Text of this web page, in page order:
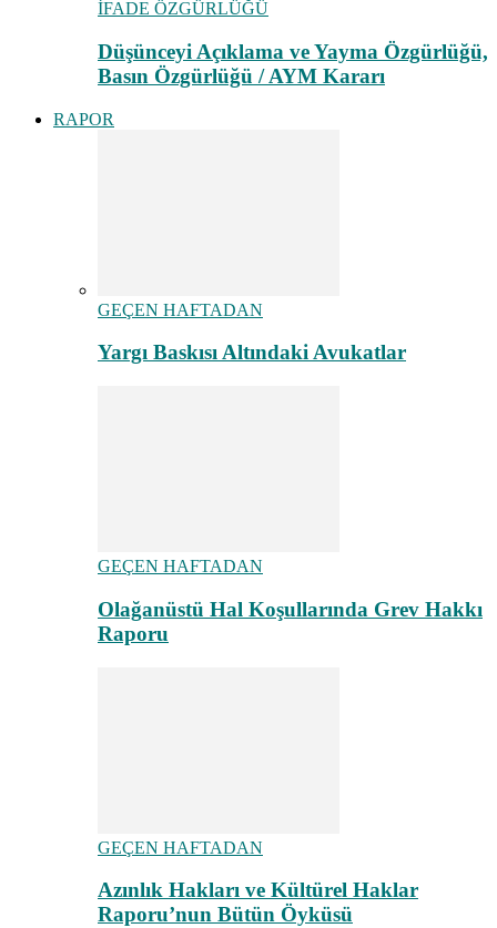
İFADE ÖZGÜRLÜĞÜ
Düşünceyi Açıklama ve Yayma Özgürlüğü,
Basın Özgürlüğü / AYM Kararı
RAPOR
GEÇEN HAFTADAN
Yargı Baskısı Altındaki Avukatlar
GEÇEN HAFTADAN
Olağanüstü Hal Koşullarında Grev Hakkı
Raporu
GEÇEN HAFTADAN
Azınlık Hakları ve Kültürel Haklar
Raporu’nun Bütün Öyküsü